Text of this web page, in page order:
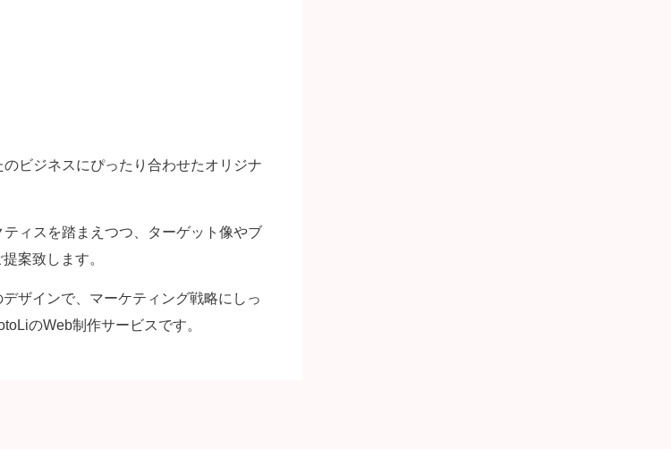
ビジネスにぴったり合わせたオリジナ
ィスを踏まえつつ、ターゲット像やブ
案致します。
ザインで、マーケティング戦略にしっ
のWeb制作サービスです。